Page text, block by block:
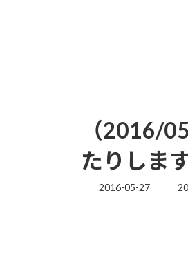
（2016/
たりしま
2016-05-27
最